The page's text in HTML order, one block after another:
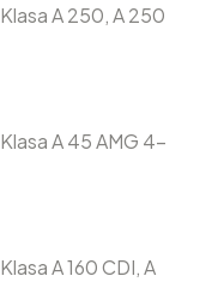
A 250, A 250
A 45 AMG 4-
A 160 CDI, A